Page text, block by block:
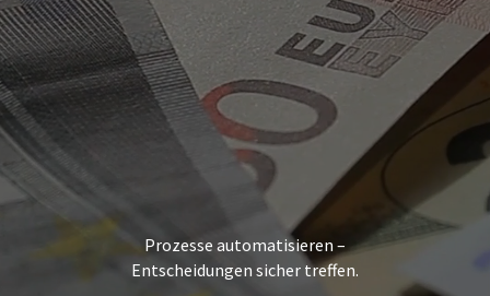
Prozesse automatisieren –
Entscheidungen sicher treffen.